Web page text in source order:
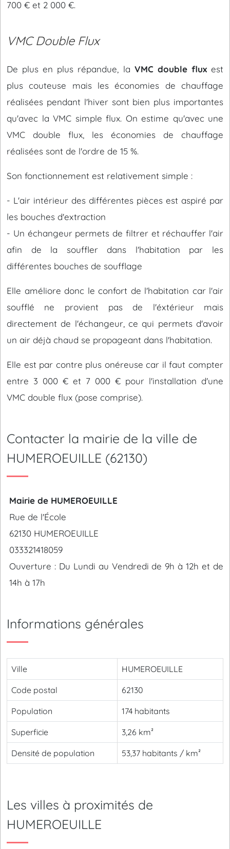
700 € et 2 000 €.
VMC Double Flux
De plus en plus répandue, la VMC double fluxest
plus couteuse mais les économies de chauffage
réalisées pendant l'hiver sont bien plus importantes
qu'avec la VMC simple flux. On estime qu'avec une
VMC double flux, les économies de chauffage
réalisées sont de l'ordre de 15 %.
Son fonctionnement est relativement simple :
- L'air intérieur des différentes pièces est aspiré par
les bouches d'extraction
- Un échangeur permets de filtrer et réchauffer l'air
afin de la souffler dans l'habitation par les
différentes bouches de soufflage
Elle améliore donc le confort de l'habitation car l'air
soufflé ne provient pas de l'éxtérieur mais
directement de l'échangeur, ce qui permets d'avoir
un air déjà chaud se propageant dans l'habitation.
Elle est par contre plus onéreuse car il faut compter
entre 3 000 € et 7 000 € pour l'installation d'une
VMC double flux (pose comprise).
Contacter la mairie de la ville de
HUMEROEUILLE (62130)
Mairie de HUMEROEUILLE
Rue de l'École
62130 HUMEROEUILLE
033321418059
Ouverture : Du Lundi au Vendredi de 9h à 12h et de
14h à 17h
Informations générales
Ville HUMEROEUILLE
Code postal 62130
Population 174 habitants
Superficie 3,26 km²
Densité de population 53,37 habitants / km²
Les villes à proximités de
HUMEROEUILLE